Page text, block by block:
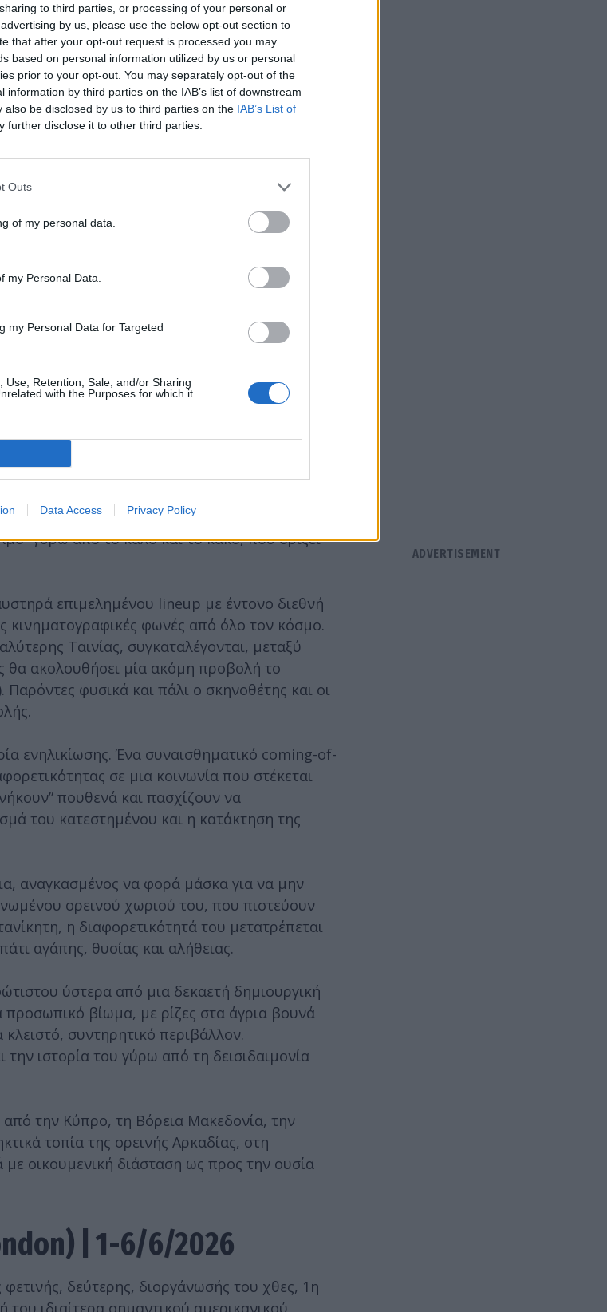
to third parties, or processing of your personal or
by us, please use the below opt-out section to
that after your opt-out request is processed you may
based on personal information utilized by us or personal
prior to your opt-out. You may separately opt-out of the
by third parties on the IAB’s list of downstream
be disclosed by us to third parties on the IAB’s List of
further disclose it to other third parties.
Outs
of my personal data.
my Personal Data.
my Personal Data for Targeted
Use, Retention, Sale, and/or Sharing
with the Purposes for which it
Data Access Privacy Policy
κατ’ αποκλειστικότητα πριν λίγες ημέρες
Reporter, που σημειώνει, μεταξύ άλλων,
όπως την χαρακτηρίζει: «Ανοίξτε τα μάτια
τον στιγματισμό και τον
γύρω από το καλό και το κακό, που ορίζει
επιμελημένου lineup με έντονο διεθνή
κινηματογραφικές φωνές από όλο τον κόσμο.
Ταινίας, συγκαταλέγονται, μεταξύ
θα ακολουθήσει μία ακόμη προβολή το
φυσικά και πάλι ο σκηνοθέτης και οι
ενηλικίωσης. Ένα συναισθηματικό coming-of-
σε μια κοινωνία που στέκεται
πουθενά και πασχίζουν να
του κατεστημένου και η κατάκτηση της
αναγκασμένος να φορά μάσκα για να μην
ορεινού χωριού του, που πιστεύουν
η διαφορετικότητά του μετατρέπεται
αγάπης, θυσίας και αλήθειας.
ύστερα από μια δεκαετή δημιουργική
βίωμα, με ρίζες στα άγρια βουνά
συντηρητικό περιβάλλον.
ιστορία του γύρω από τη δεισιδαιμονία
την Κύπρο, τη Βόρεια Μακεδονία, την
τοπία της ορεινής Αρκαδίας, στη
οικουμενική διάσταση ως προς την ουσία
| 1-6/6/2026
δεύτερης, διοργάνωσής του χθες, 1η
του ιδιαίτερα σημαντικού αμερικανικού